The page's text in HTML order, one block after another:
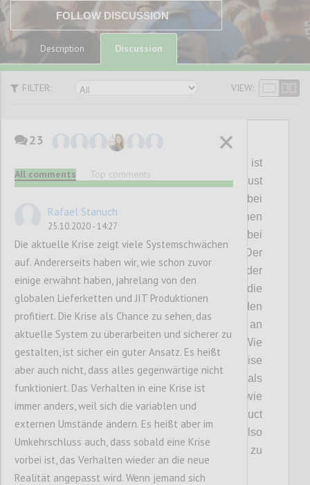
FOLLOW DISCUSSION
Description Discussion
FILTER: VIEW:
P1
Kostenoptimierung ist
spätestens seit dem Bekanntwerden der Just
bei
Toyota in den 70 Jahren des vergangenen
wichtigsten Treiber bei
der Entwicklung von Lieferketten. Der
zum einen und die Reduktion der
Transportkosten zum anderen
haben die
Produktion aller Produkte rund um den
Globus verteilt und so ein fragiles Netz an
Liefer- und Produktionsketten geschaffen.
Wie
auch diskutiert wurde, hat uns die Krise
gezeigt, dass eine
lineareKette niemals
(daher auch Ansätze wie
Circular
Product
Welche Faktoren sind hier also
auschlaggebend, um
hin zu
resilienteren
23
All comments Top comments
Rafael Stanuch
25.10.2020 - 14:27
Die aktuelle Krise zeigt viele Systemschwächen
auf. Andererseits haben wir, wie schon zuvor
einige erwähnt haben, jahrelang von den
globalen Lieferketten und JIT Produktionen
profitiert. Die Krise als Chance zu sehen, das
aktuelle System zu überarbeiten und sicherer zu
gestalten, ist sicher ein guter Ansatz. Es heißt
aber auch nicht, dass alles gegenwärtige nicht
funktioniert. Das Verhalten in eine Krise ist
immer anders, weil sich die variablen und
externen Umstände ändern. Es heißt aber im
Umkehrschluss auch, dass sobald eine Krise
vorbei ist, das Verhalten wieder an die neue
Realität angepasst wird. Wenn jemand sich